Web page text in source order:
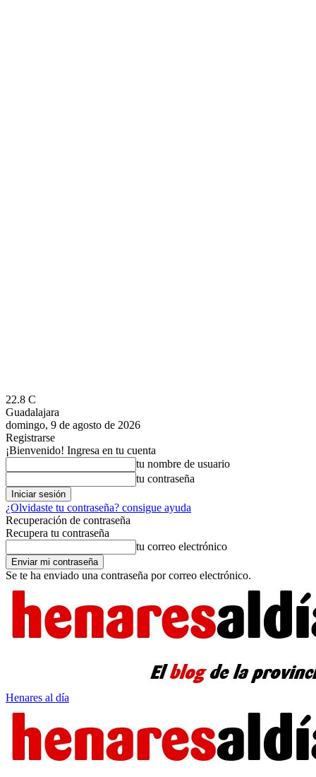
22.8 C
Guadalajara
domingo, 9 de agosto de 2026
Registrarse
¡Bienvenido! Ingresa en tu cuenta
tu nombre de usuario
tu contraseña
¿Olvidaste tu contraseña? consigue ayuda
Recuperación de contraseña
Recupera tu contraseña
tu correo electrónico
Se te ha enviado una contraseña por correo electrónico.
Henares al día